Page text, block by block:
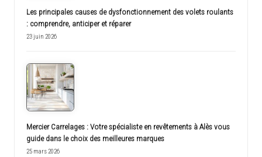
Les principales causes de dysfonctionnement des volets roulants
: comprendre, anticiper et réparer
23 juin 2026
Mercier Carrelages : Votre spécialiste en revêtements à Alès vous
guide dans le choix des meilleures marques
25 mars 2026